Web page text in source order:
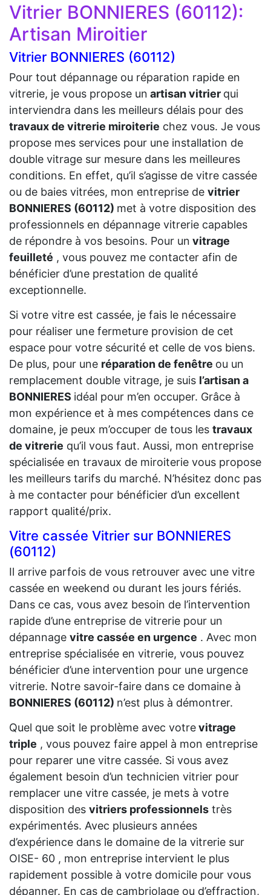
Vitrier BONNIERES (60112):
Artisan Miroitier
Vitrier BONNIERES (60112)
Pour tout dépannage ou réparation rapide en
vitrerie, je vous propose un artisan vitrier qui
interviendra dans les meilleurs délais pour des
travaux de vitrerie miroiterie chez vous. Je vous
propose mes services pour une installation de
double vitrage sur mesure dans les meilleures
conditions. En effet, qu’il s’agisse de vitre cassée
ou de baies vitrées, mon entreprise de vitrier
BONNIERES (60112) met à votre disposition des
professionnels en dépannage vitrerie capables
de répondre à vos besoins. Pour un vitrage
feuilleté , vous pouvez me contacter afin de
bénéficier d’une prestation de qualité
exceptionnelle.
Si votre vitre est cassée, je fais le nécessaire
pour réaliser une fermeture provision de cet
espace pour votre sécurité et celle de vos biens.
De plus, pour une réparation de fenêtre ou un
remplacement double vitrage, je suis l’artisan a
BONNIERES idéal pour m’en occuper. Grâce à
mon expérience et à mes compétences dans ce
domaine, je peux m’occuper de tous les travaux
de vitrerie qu’il vous faut. Aussi, mon entreprise
spécialisée en travaux de miroiterie vous propose
les meilleurs tarifs du marché. N’hésitez donc pas
à me contacter pour bénéficier d’un excellent
rapport qualité/prix.
Vitre cassée Vitrier sur BONNIERES
(60112)
Il arrive parfois de vous retrouver avec une vitre
cassée en weekend ou durant les jours fériés.
Dans ce cas, vous avez besoin de l’intervention
rapide d’une entreprise de vitrerie pour un
dépannage vitre cassée en urgence . Avec mon
entreprise spécialisée en vitrerie, vous pouvez
bénéficier d’une intervention pour une urgence
vitrerie. Notre savoir-faire dans ce domaine à
BONNIERES (60112) n’est plus à démontrer.
Quel que soit le problème avec votrevitrage
triple , vous pouvez faire appel à mon entreprise
pour reparer une vitre cassée. Si vous avez
également besoin d’un technicien vitrier pour
remplacer une vitre cassée, je mets à votre
disposition des vitriers professionnels très
expérimentés. Avec plusieurs années
d’expérience dans le domaine de la vitrerie sur
OISE- 60 , mon entreprise intervient le plus
rapidement possible à votre domicile pour vous
dépanner. En cas de cambriolage ou d’effraction,